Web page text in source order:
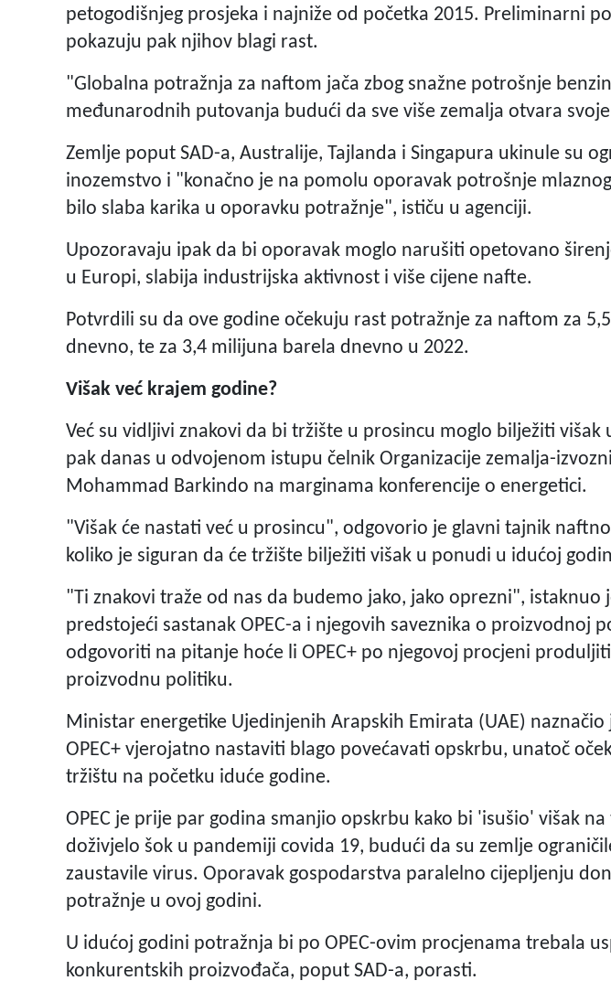
petogodišnjeg prosjeka i najniže od početka 2015. Preliminarni
pokazuju pak njihov blagi rast.
"Globalna potražnja za naftom jača zbog snažne potrošnje
međunarodnih putovanja budući da sve više zemalja otvara
Zemlje poput SAD-a, Australije, Tajlanda i Singapura ukinule su
inozemstvo i "konačno je na pomolu oporavak potrošnje
bilo slaba karika u oporavku potražnje", ističu u agenciji.
Upozoravaju ipak da bi oporavak moglo narušiti opetovano
u Europi, slabija industrijska aktivnost i više cijene nafte.
Potvrdili su da ove godine očekuju rast potražnje za naftom za
dnevno, te za 3,4 milijuna barela dnevno u 2022.
Višak već krajem godine?
Već su vidljivi znakovi da bi tržište u prosincu moglo bilježiti
pak danas u odvojenom istupu čelnik Organizacije zemalja-
Mohammad Barkindo na marginama konferencije o energetici.
"Višak će nastati već u prosincu", odgovorio je glavni tajnik
koliko je siguran da će tržište bilježiti višak u ponudi u idućoj
"Ti znakovi traže od nas da budemo jako, jako oprezni", istaknuo
predstojeći sastanak OPEC-a i njegovih saveznika o proizvodnoj
odgovoriti na pitanje hoće li OPEC+ po njegovoj procjeni
proizvodnu politiku.
Ministar energetike Ujedinjenih Arapskih Emirata (UAE)
OPEC+ vjerojatno nastaviti blago povećavati opskrbu, unatoč
tržištu na početku iduće godine.
OPEC je prije par godina smanjio opskrbu kako bi 'isušio' višak
doživjelo šok u pandemiji covida 19, budući da su zemlje
zaustavile virus. Oporavak gospodarstva paralelno cijepljenju
potražnje u ovoj godini.
U idućoj godini potražnja bi po OPEC-ovim procjenama trebala
konkurentskih proizvođača, poput SAD-a, porasti.